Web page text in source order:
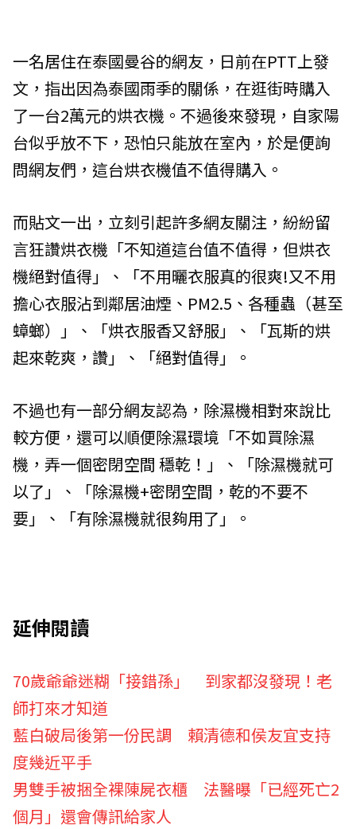
一名居住在泰國曼谷的網友，日前在PTT上發
文，指出因為泰國雨季的關係，在逛街時購入
了一台2萬元的烘衣機。不過後來發現，自家陽
台似乎放不下，恐怕只能放在室內，於是便詢
問網友們，這台烘衣機值不值得購入。
而貼文一出，立刻引起許多網友關注，紛紛留
言狂讚烘衣機「不知道這台值不值得，但烘衣
機絕對值得」、「不用曬衣服真的很爽!又不用
擔心衣服沾到鄰居油煙、PM2.5、各種蟲（甚至
蟑螂）」、「烘衣服香又舒服」、「瓦斯的烘
起來乾爽，讚」、「絕對值得」。
不過也有一部分網友認為，除濕機相對來說比
較方便，還可以順便除濕環境「不如買除濕
機，弄一個密閉空間 穩乾！」、「除濕機就可
以了」、「除濕機+密閉空間，乾的不要不
要」、「有除濕機就很夠用了」。
延伸閱讀
70歲爺爺迷糊「接錯孫」 到家都沒發現！老
師打來才知道
藍白破局後第一份民調 賴清德和侯友宜支持
度幾近平手
男雙手被捆全裸陳屍衣櫃 法醫曝「已經死亡2
個月」還會傳訊給家人